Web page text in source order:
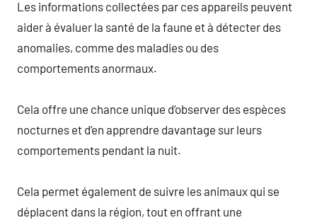
Les informations collectées par ces appareils peuvent
aider à évaluer la santé de la faune et à détecter des
anomalies, comme des maladies ou des
comportements anormaux.
Cela offre une chance unique d’observer des espèces
nocturnes et d’en apprendre davantage sur leurs
comportements pendant la nuit.
Cela permet également de suivre les animaux qui se
déplacent dans la région, tout en offrant une